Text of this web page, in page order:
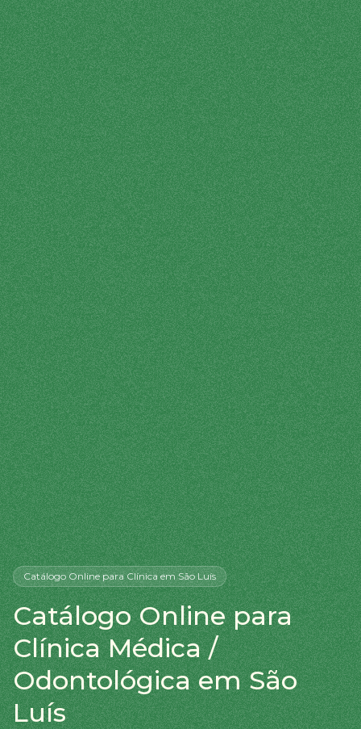
Catálogo Onlinepara Clínicaem São Luís
Catálogo Online para
Clínica Médica /
Odontológica em São
Luís